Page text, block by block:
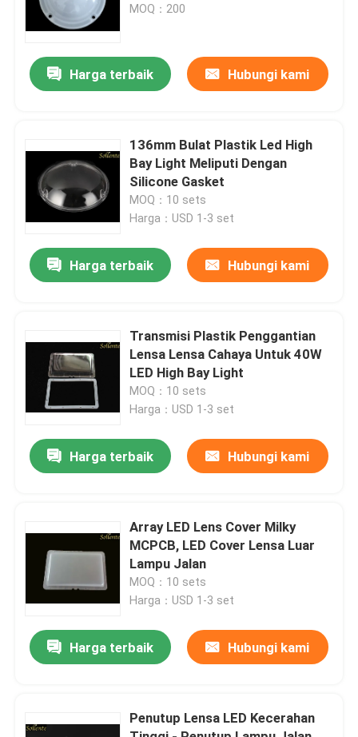
Rumah
Video
Tur Pabrik
Hubungi kami
Berita
Modul Lampu Jalan
MOQ：200
Harga terbaik Hubungi kami
136mm Bulat Plastik Led High
Bay Light Meliputi Dengan
Silicone Gasket
MOQ：10 sets
Harga：USD 1-3 set
Harga terbaik Hubungi kami
Transmisi Plastik Penggantian
Lensa Lensa Cahaya Untuk 40W
LED High Bay Light
MOQ：10 sets
Harga：USD 1-3 set
Harga terbaik Hubungi kami
Array LED Lens Cover Milky
MCPCB, LED Cover Lensa Luar
Lampu Jalan
MOQ：10 sets
Harga：USD 1-3 set
Harga terbaik Hubungi kami
Penutup Lensa LED Kecerahan